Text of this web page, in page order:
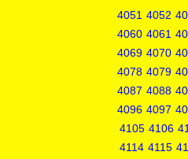
4051 4052
4060 4061
4069 4070
4078 4079
4087 4088
4096 4097
4105 4106
4114 4115